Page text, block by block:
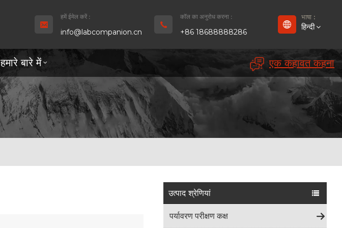
हमें ईमेल करें :
info@labcompanion.cn
कॉल का अनुरोध करना :
+86 18688888286
भाषा :
हिन्दी
English
Español
हमारे बारे में एक कहावत कहना
उत्पाद श्रेणियां
पर्यावरण परीक्षण कक्ष